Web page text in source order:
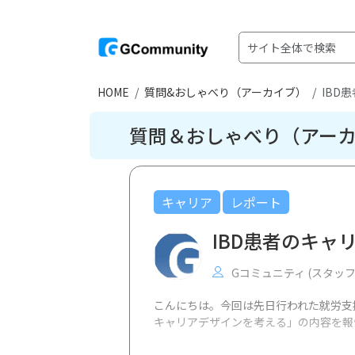
HOME 質問&おしゃべり（アーカイブ） IBD
質問＆おしゃべり（アーカ
キャリア レポート
IBD患者のキャ
Gコミュニティ (スタッ
こんにちは。今回は先日行われた就労
キャリアデザインを考える」の内容を報